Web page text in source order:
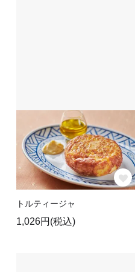
トルティージャ
1,026円(税込)